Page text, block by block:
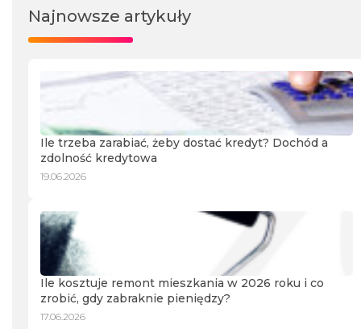
Najnowsze artykuły
Ile trzeba zarabiać, żeby dostać kredyt? Dochód a
zdolność kredytowa
19.06.2026
Ile kosztuje remont mieszkania w 2026 roku i co
zrobić, gdy zabraknie pieniędzy?
17.06.2026